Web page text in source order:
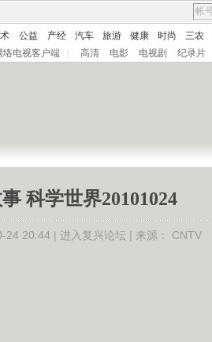
公益 产经 汽车 旅游 健康 时尚 三农
络电视客户端 高清 电影 电视剧 纪录片
科学世界20101024
24 20:44 | 进入复兴论坛 | 来源： CNTV